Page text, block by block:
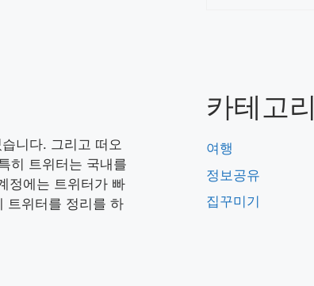
니다. 그리고 떠오
히 트위터는 국내를
정에는 트위터가 빠
위터를 정리를 하
카테고리
여행
정보공유
집꾸미기